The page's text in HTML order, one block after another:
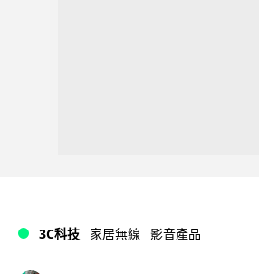
3C科技 家居無線 影音產品